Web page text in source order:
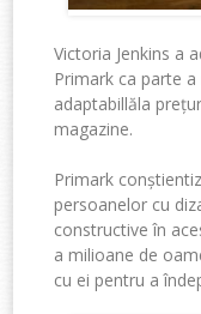
Victoria Jenkins a
Primark ca parte
adaptabillăla
magazine.
Primark
persoanelor cu
constructive în
a milioane de
cu ei pentru a